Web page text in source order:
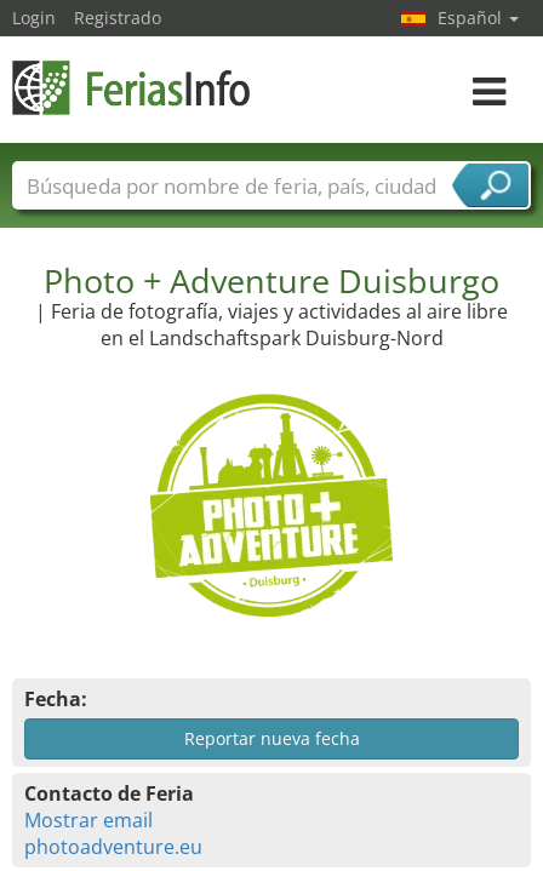
Photo + Adventure Duisburgo
| Feria de fotografía, viajes y actividades al aire libre
en el Landschaftspark Duisburg-Nord
Fecha:
Reportar nueva fecha
Contacto de Feria
Mostrar email
photoadventure.eu
Login Registrado Español
toggle
Nombres de ferias Países
Ciudades
Sectores de proveedor de servicios